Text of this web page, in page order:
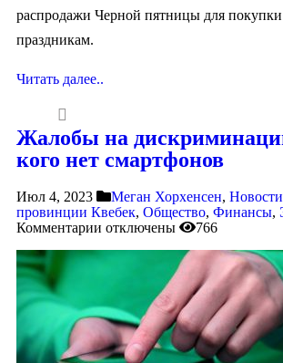
распродажи Черной пятницы для
праздникам.
Читать далее..
Жалобы на
кого нет смартфонов
Июл 4, 2023 Меган Хорхенсен, Новости
провинции Квебек, Общество, Финансы,
Комментарии отключены 766